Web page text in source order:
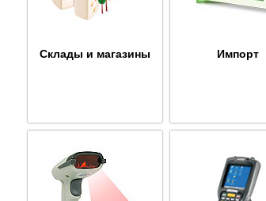
Склады и магазины Импорт